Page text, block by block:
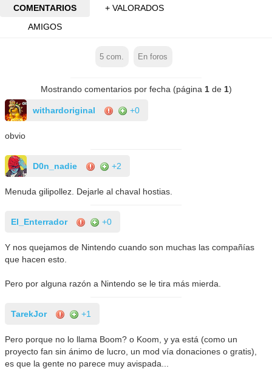
COMENTARIOS
+ VALORADOS
AMIGOS
5 com. En foros
Mostrando comentarios por fecha (página 1de 1)
withardoriginal +0
obvio
D0n_nadie +2
Menuda gilipollez. Dejarle al chaval hostias.
El_Enterrador +0
Y nos quejamos de Nintendo cuando son muchas las compañías
que hacen esto.
Pero por alguna razón a Nintendo se le tira más mierda.
TarekJor +1
Pero porque no lo llama Boom? o Koom, y ya está (como un
proyecto fan sin ánimo de lucro, un mod vía donaciones o gratis),
es que la gente no parece muy avispada...